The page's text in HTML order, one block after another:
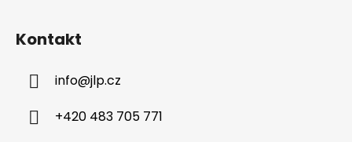
Kontakt
info@jlp.cz
+420 483 705 771